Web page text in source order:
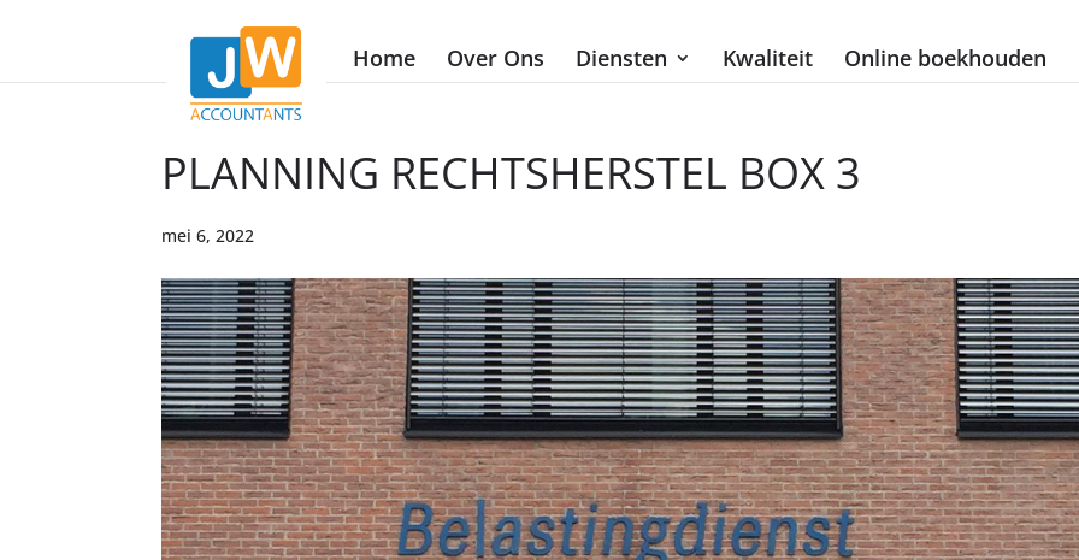
Home Over Ons Diensten Kwaliteit Online boekhouden
PLANNING RECHTSHERSTEL BOX 3
mei 6, 2022